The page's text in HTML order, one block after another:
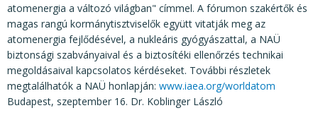
atomenergia a változó világban" címmel. A fórumon szakértők és
magas rangú kormánytisztviselők együtt vitatják meg az
atomenergia fejlődésével, a nukleáris gyógyászattal, a NAÜ
biztonsági szabványaival és a biztosítéki ellenőrzés technikai
megoldásaival kapcsolatos kérdéseket. További részletek
megtalálhatók a NAÜ honlapján: www.iaea.org/worldatom
Budapest, szeptember 16. Dr. Koblinger László